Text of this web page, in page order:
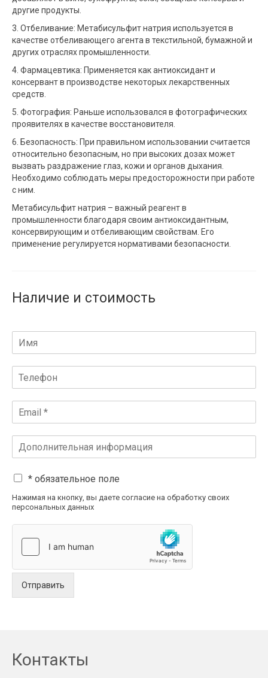
другие продукты.
3. Отбеливание: Метабисульфит натрия используется в
качестве отбеливающего агента в текстильной, бумажной и
других отраслях промышленности.
4. Фармацевтика: Применяется как антиоксидант и
консервант в производстве некоторых лекарственных
средств.
5. Фотография: Раньше использовался в фотографических
проявителях в качестве восстановителя.
6. Безопасность: При правильном использовании считается
относительно безопасным, но при высоких дозах может
вызвать раздражение глаз, кожи и органов дыхания.
Необходимо соблюдать меры предосторожности при работе
с ним.
Метабисульфит натрия – важный реагент в
промышленности благодаря своим антиоксидантным,
консервирующим и отбеливающим свойствам. Его
применение регулируется нормативами безопасности.
Наличие и стоимость
* обязательное поле
Нажимая на кнопку, вы даете согласие на обработку своих
персональных данных
Отправить
Контакты